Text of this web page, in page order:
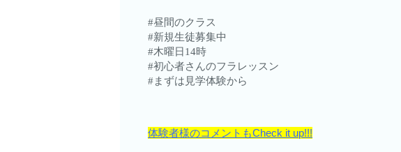
#昼間のクラス
#新規生徒募集中
#木曜日14時
#初心者さんのフラレッスン
#まずは見学体験から
体験者様のコメントもCheck it up!!!